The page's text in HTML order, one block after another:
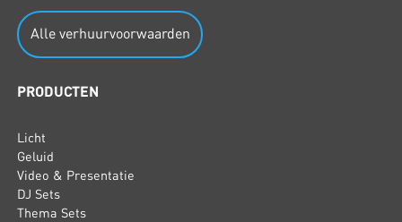
Alle verhuurvoorwaarden
PRODUCTEN
Licht
Geluid
Video & Presentatie
DJ Sets
Thema Sets